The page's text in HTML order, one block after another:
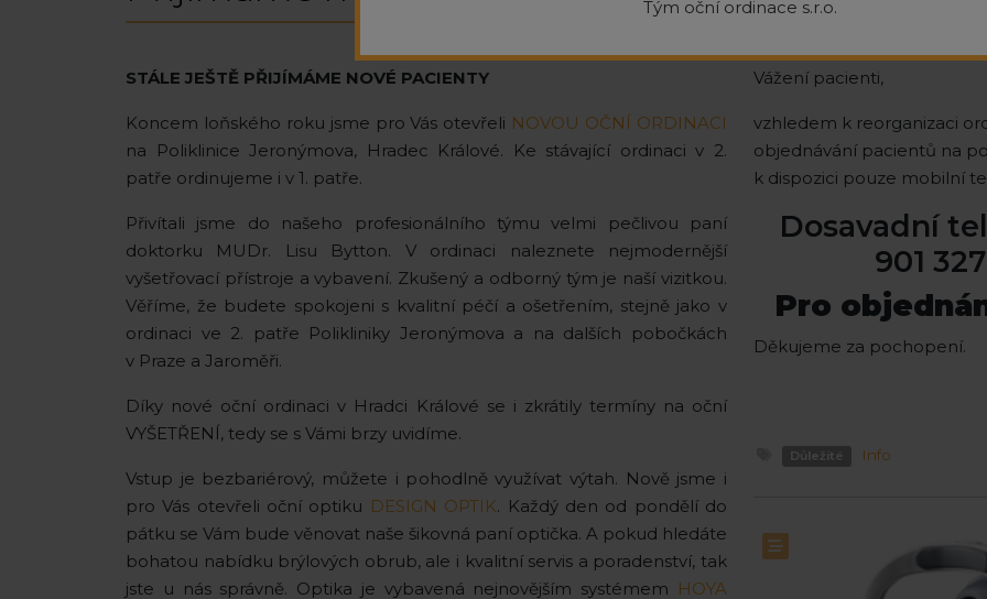
STÁLE JEŠTĚ PŘIJÍMÁME NOVÉ PACIENTY
Koncem loňského roku jsme pro Vás otevřeli NOVOU OČNÍ ORDINACI
na Poliklinice Jeronýmova, Hradec Králové. Ke stávající ordinaci v 2.
patře ordinujeme i v 1. patře.
Přivítali jsme do našeho profesionálního týmu velmi pečlivou paní
doktorku MUDr. Lisu Bytton. V ordinaci naleznete nejmodernější
vyšetřovací přístroje a vybavení. Zkušený a odborný tým je naší vizitkou.
Věříme, že budete spokojeni s kvalitní péčí a ošetřením, stejně jako v
ordinaci ve 2. patře Polikliniky Jeronýmova a na dalších pobočkách
v Praze a Jaroměři.
Díky nové oční ordinaci v Hradci Králové se i zkrátily termíny na oční
VYŠETŘENÍ, tedy se s Vámi brzy uvidíme.
Vstup je bezbariérový, můžete i pohodlně využívat výtah. Nově jsme i
pro Vás otevřeli oční optiku DESIGN OPTIK. Každý den od pondělí do
pátku se Vám bude věnovat naše šikovná paní optička. A pokud hledáte
bohatou nabídku brýlových obrub, ale i kvalitní servis a poradenství, tak
jste u nás správně. Optika je vybavená nejnovějším systémem HOYA
Vážení pacienti,
vzhledem k reorganizaci
objednávání pacientů na
k dispozici pouze mobilní
Dosavadní
901
Pro
Děkujeme za pochopení.
Důležité Info
Tým oční ordinace s.r.o.